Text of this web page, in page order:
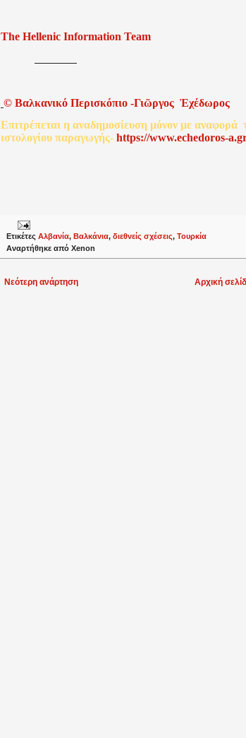
The Hellenic Information Team
© Βαλκανικό Περισκόπιο -Γιῶργος Ἐχέδωρος
Επιτρέπεται η αναδημοσίευση μόνον με αναφορά
ιστολογίου παραγωγής- https://www.echedoros-
Ετικέτες Αλβανία, Βαλκάνια, διεθνείς σχέσεις, Τουρκία
Αναρτήθηκε από Xenon
Νεότερη ανάρτηση Αρχική